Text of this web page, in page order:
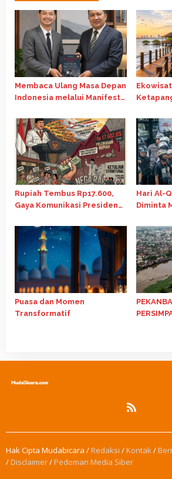
Membaca Ulang Masa Depan
Indonesia melalui Manifesto
Tarik
Jawab
Rupiah Tembus Rp17.600,
Gaya Komunikasi Presiden
Hari Al-
Diminta
13 Maret
Puasa dan Momen
Transformatif
Agenda
Hak Cipta Mudabicara /Redaksi /Kontak /
/Disclaimer/Pedoman Media Siber